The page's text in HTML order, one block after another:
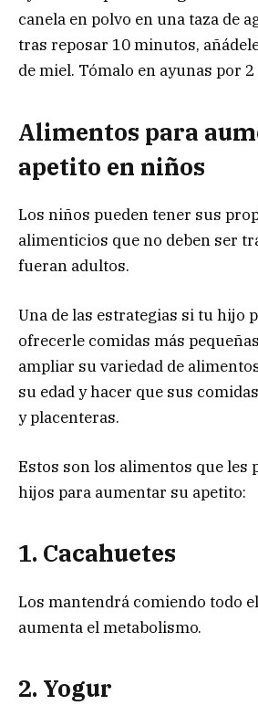
canela en polvo en una taza de
tras reposar 10 minutos,
de miel. Tómalo en ayunas por 2
Alimentos para
apetito en niños
Los niños pueden tener sus
alimenticios que no deben ser
fueran adultos.
Una de las estrategias si tu hijo
ofrecerle comidas más
ampliar su variedad de
su edad y hacer que sus
y placenteras.
Estos son los alimentos que les
hijos para aumentar su apetito:
1. Cacahuetes
Los mantendrá comiendo todo
aumenta el metabolismo.
2. Yogur